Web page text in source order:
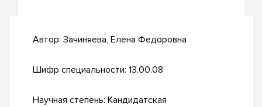
Автор: Зачиняева, Елена Федоровна
Шифр специальности: 13.00.08
Научная степень: Кандидатская